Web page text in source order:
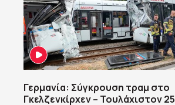
Γερμανία: Σύγκρουση τραμ στο
Γκελζενκίρχεν – Τουλάχιστον 25